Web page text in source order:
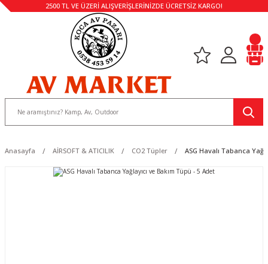
2500 TL VE ÜZERİ ALIŞVERİŞLERİNİZDE ÜCRETSİZ KARGO!
Anasayfa AİRSOFT & ATICILIK CO2 Tüpler ASG Havalı Tabanca